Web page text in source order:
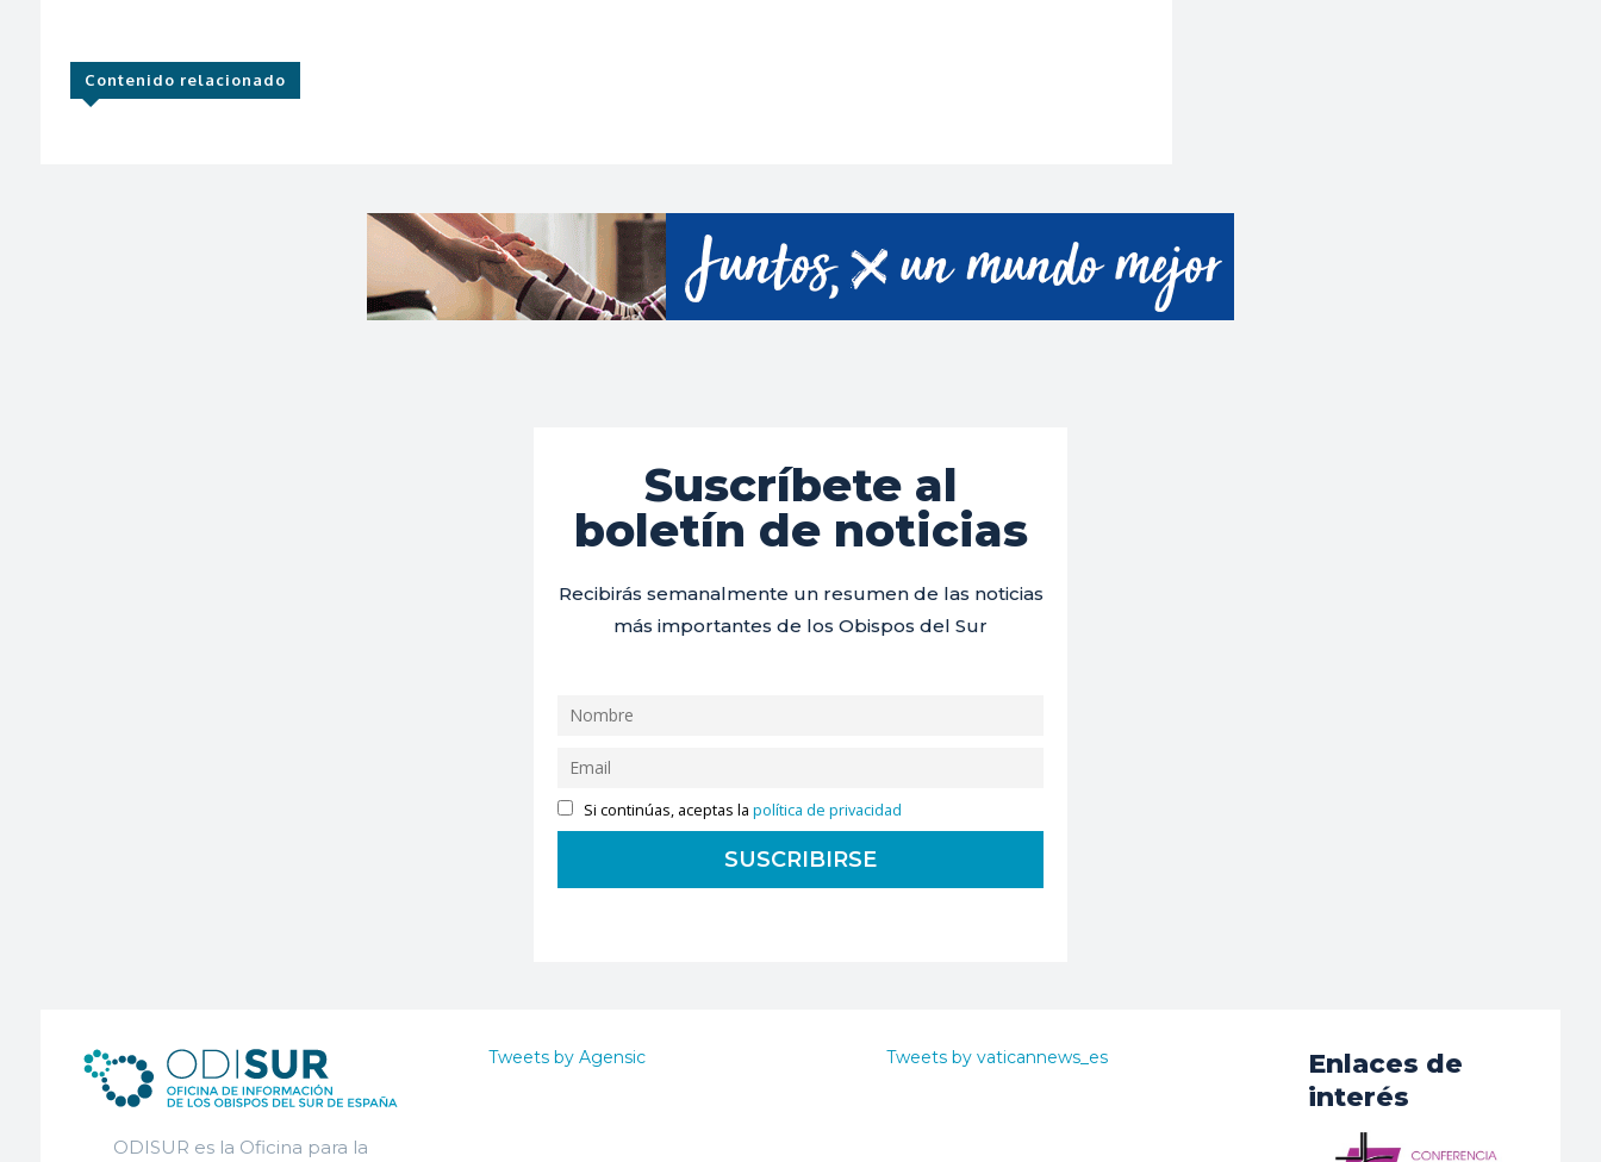
Contenido relacionado
Suscríbete al
boletín de noticias
Recibirás semanalmente un resumen de las noticias
más importantes de los Obispos del Sur
Si continúas, aceptas lapolítica de privacidad
ODISUR es la Oficina para la
Tweets by Agensic Tweets by vaticannews_es
Enlaces de
interés